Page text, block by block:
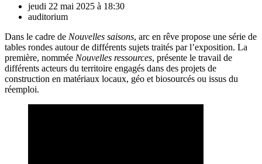
jeudi 22 mai 2025 à 18:30
auditorium
Dans le cadre de Nouvelles saisons, arc en rêve propose une série de
tables rondes autour de différents sujets traités par l’exposition. La
première, nommée Nouvelles ressources, présente le travail de
différents acteurs du territoire engagés dans des projets de
construction en matériaux locaux, géo et biosourcés ou issus du
réemploi.